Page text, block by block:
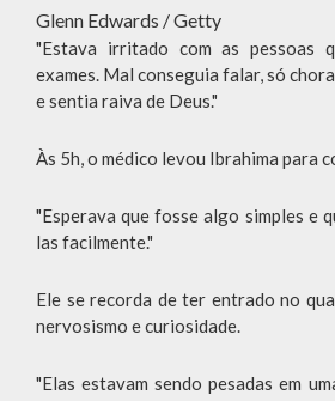
Glenn Edwards / Getty
"Estava irritado com as pessoas
exames. Mal conseguia falar, só
e sentia raiva de Deus."
Às 5h, o médico levou Ibrahima para
"Esperava que fosse algo simples e
las facilmente."
Ele se recorda de ter entrado no
nervosismo e curiosidade.
"Elas estavam sendo pesadas em